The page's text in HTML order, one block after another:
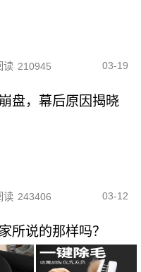
读 210945 03-19
盘，幕后原因揭晓
读 243406 03-12
所说的那样吗？